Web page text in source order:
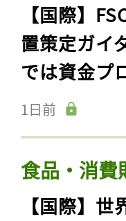
【国際】
置策定ガイ
では資金プ
1日前
食品・消費
【国際】